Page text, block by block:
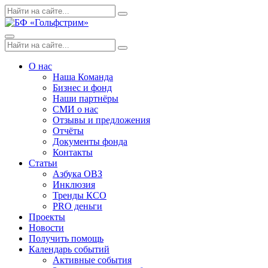
Skip
to
Поиск
по:
Search
Menu
Поиск
по:
Search
О нас
Наша Команда
Бизнес и фонд
Наши партнёры
СМИ о нас
Отзывы и предложения
Отчёты
Документы фонда
Контакты
Статьи
Азбука ОВЗ
Инклюзия
Тренды КСО
PRO деньги
Проекты
Новости
Получить помощь
Календарь событий
Активные события